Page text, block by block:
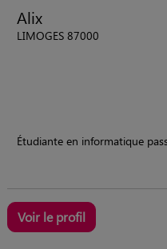
Alix
LIMOGES 87000
Étudiante en informatique
Voir le profil